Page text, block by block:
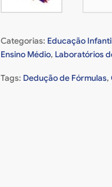
Categorias: Educação
Ensino Médio, Laboratórios
Tags: Dedução de Fórmulas,